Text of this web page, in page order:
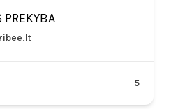
PREKYBA
5